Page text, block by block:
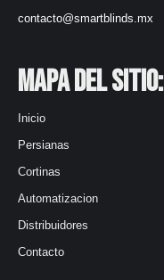
contacto@smartblinds.mx
Mapa del Sitio:
Inicio
Persianas
Cortinas
Automatizacion
Distribuidores
Contacto